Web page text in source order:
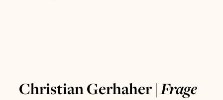
Christian Gerhaher |Frage